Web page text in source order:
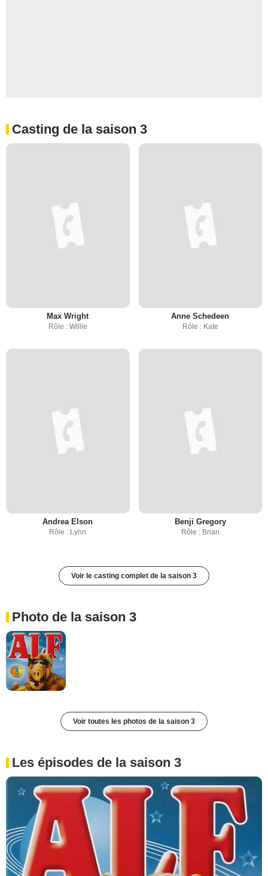
Casting de la saison 3
Max Wright
Rôle : Willie
Anne Schedeen
Rôle : Kate
Andrea Elson
Rôle : Lynn
Benji Gregory
Rôle : Brian
Voir le casting complet de la saison 3
Photo de la saison 3
Voir toutes les photos de la saison 3
Les épisodes de la saison 3